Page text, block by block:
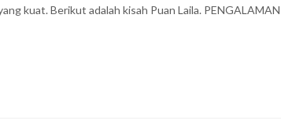
kuat. Berikut adalah kisah Puan Laila.